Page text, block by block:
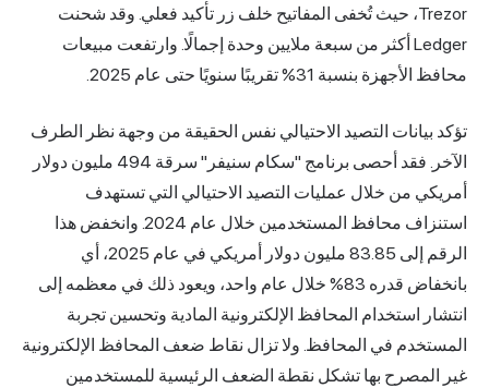
Trezor، حيث تُخفى المفاتيح خلف زر تأكيد فعلي. وقد شحنت
Ledger أكثر من سبعة ملايين وحدة إجمالًا. وارتفعت مبيعات
محافظ الأجهزة بنسبة 31% تقريبًا سنويًا حتى عام 2025.
تؤكد بيانات التصيد الاحتيالي نفس الحقيقة من وجهة نظر الطرف
الآخر. فقد أحصى برنامج "سكام سنيفر" سرقة 494 مليون دولار
أمريكي من خلال عمليات التصيد الاحتيالي التي تستهدف
استنزاف محافظ المستخدمين خلال عام 2024. وانخفض هذا
الرقم إلى 83.85 مليون دولار أمريكي في عام 2025، أي
بانخفاض قدره 83% خلال عام واحد، ويعود ذلك في معظمه إلى
انتشار استخدام المحافظ الإلكترونية المادية وتحسين تجربة
المستخدم في المحافظ. ولا تزال نقاط ضعف المحافظ الإلكترونية
غير المصرح بها تشكل نقطة الضعف الرئيسية للمستخدمين